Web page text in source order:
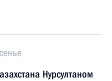
Нурсултаном